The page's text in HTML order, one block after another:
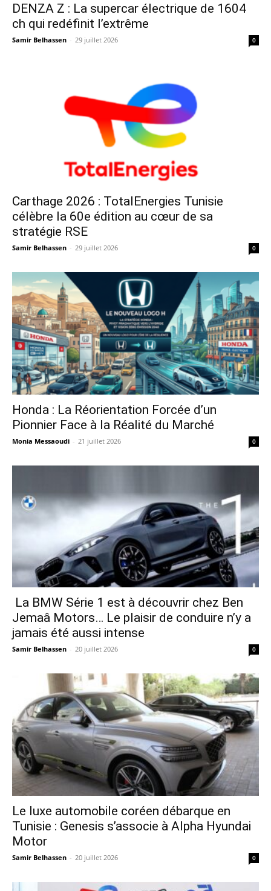
DENZA Z : La supercar électrique de 1604
ch qui redéfinit l’extrême
Samir Belhassen - 29 juillet 2026 0
Carthage 2026 : TotalEnergies Tunisie
célèbre la 60e édition au cœur de sa
stratégie RSE
Samir Belhassen - 29 juillet 2026 0
Honda : La Réorientation Forcée d’un
Pionnier Face à la Réalité du Marché
Monia Messaoudi - 21 juillet 2026 0
La BMW Série 1 est à découvrir chez Ben
Jemaâ Motors… Le plaisir de conduire n’y a
jamais été aussi intense
Samir Belhassen - 20 juillet 2026 0
Le luxe automobile coréen débarque en
Tunisie : Genesis s’associe à Alpha Hyundai
Motor
Samir Belhassen - 20 juillet 2026 0